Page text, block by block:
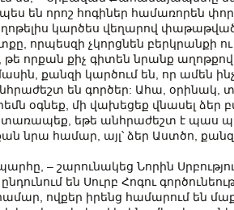
են որոշ հոգիներ համառորեն
կարծես վեղարով
որպեսզի չկորցնեն բերկրանքի
թե որքան քիչ գիտեն նրանք
քանզի կարծում են, որ ամեն ինչ
են գործեր: Ահա, օրինակ,
օգնեք, մի վախեցեք վնասել
տառապեք, եթե անհրաժեշտ է պաս
նրա համար, այլ՝ ձեր Աստծո,
– շարունակեց Նորին
են Սուրբ Հոգու
ովքեր իրենց համարում են